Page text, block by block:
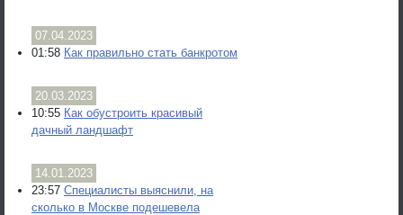
07.04.2023
01:58 Как правильно стать банкротом
20.03.2023
10:55 Как обустроить красивый
дачный ландшафт
14.01.2023
23:57 Специалисты выяснили, на
сколько в Москве подешевела